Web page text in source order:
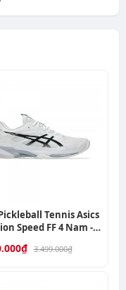
Tennis Asics
Speed FF 4 Nam -
3.499.000₫